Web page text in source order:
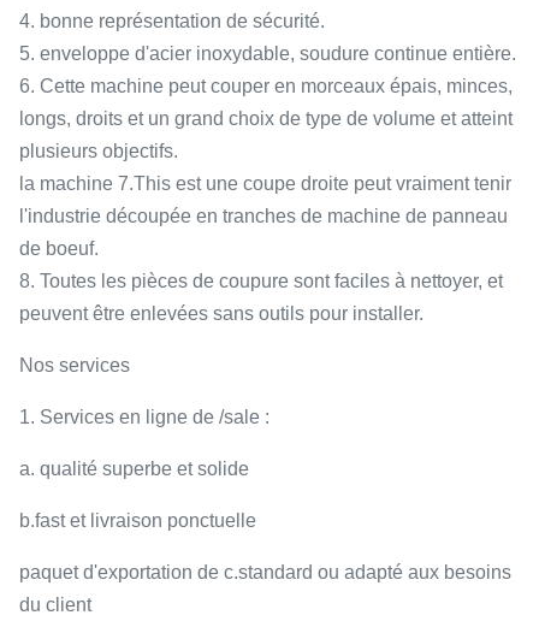
4. bonne représentation de sécurité.
5. enveloppe d'acier inoxydable, soudure continue entière.
6. Cette machine peut couper en morceaux épais, minces,
longs, droits et un grand choix de type de volume et atteint
plusieurs objectifs.
la machine 7.This est une coupe droite peut vraiment tenir
l'industrie découpée en tranches de machine de panneau
de boeuf.
8. Toutes les pièces de coupure sont faciles à nettoyer, et
peuvent être enlevées sans outils pour installer.
Nos services
1. Services en ligne de /sale :
a. qualité superbe et solide
b.fast et livraison ponctuelle
paquet d'exportation de c.standard ou adapté aux besoins
du client